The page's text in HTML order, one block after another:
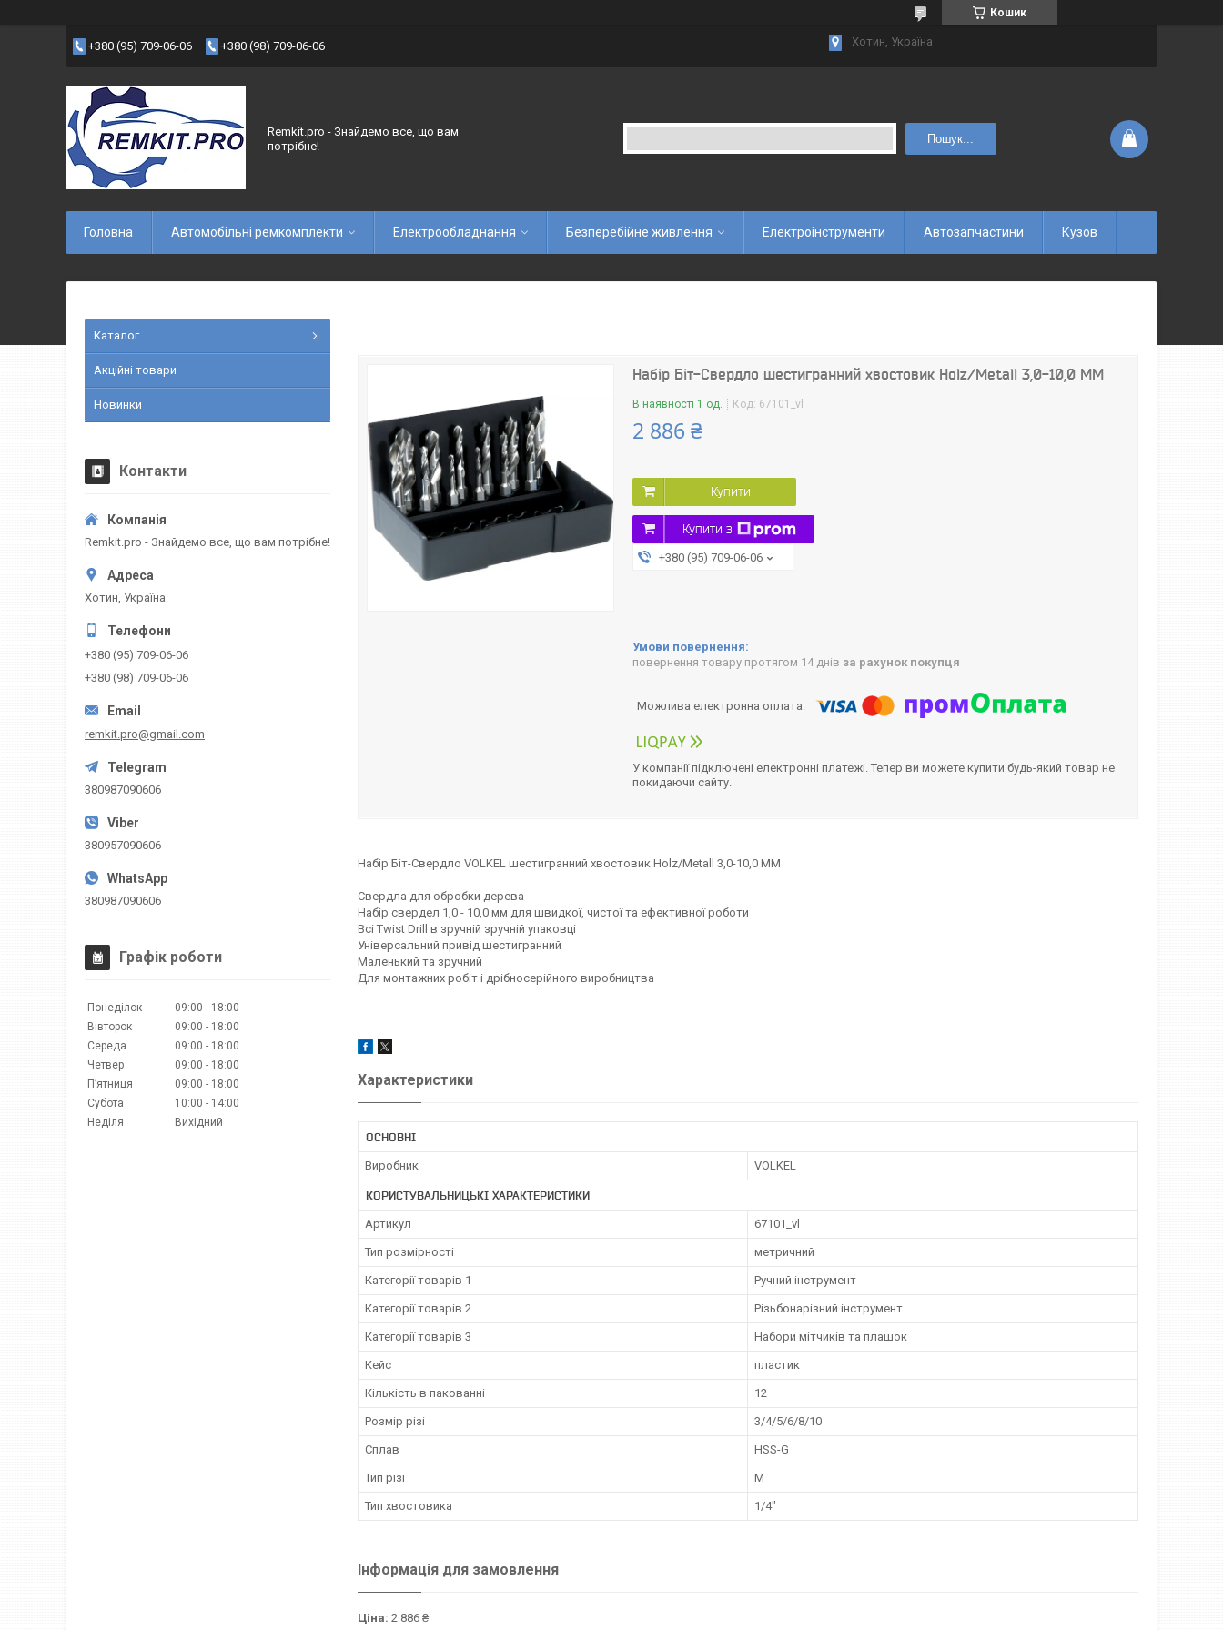
Кошик
+380 (95) 709-06-06 +380 (98) 709-06-06 Хотин, Україна
Remkit.pro - Знайдемо все, що вам
потрібне!
Пошук...
Головна Автомобільні ремкомплекти Електрообладнання Безперебійне живлення Електроінструменти Автозапчастини Кузов
Набір Біт-Свердло шестигранний хвостовик Holz/Мetall 3,0-10,0 ММ
В наявності 1 од. Код: 67101_vl
2 886 ₴
Купити
Купити з
+380 (95) 709-06-06
повернення товару протягом 14 днів за рахунок покупця
У компанії підключені електронні платежі. Тепер ви можете купити будь-який товар не
покидаючи сайту.
Набір Біт-Свердло VOLKEL шестигранний хвостовик Holz/Мetall 3,0-10,0 ММ
Свердла для обробки дерева
Набір свердел 1,0 - 10,0 мм для швидкої, чистої та ефективної роботи
Всі Twist Drill в зручній зручній упаковці
Універсальний привід шестигранний
Маленький та зручний
Для монтажних робіт і дрібносерійного виробництва
Характеристики
ОСНОВНІ
Виробник VÖLKEL
КОРИСТУВАЛЬНИЦЬКІ ХАРАКТЕРИСТИКИ
Артикул 67101_vl
Тип розмірності метричний
Категорії товарів 1 Ручний інструмент
Категорії товарів 2 Різьбонарізний інструмент
Категорії товарів 3 Набори мітчиків та плашок
Кейс пластик
Кількість в пакованні 12
Розмір різі 3/4/5/6/8/10
Сплав HSS-G
Тип різі M
Тип хвостовика 1/4"
Інформація для замовлення
Ціна: 2 886 ₴
Каталог
Акційні товари
Новинки
Контакти
Remkit.pro - Знайдемо все, що вам потрібне!
Хотин, Україна
+380 (95) 709-06-06
+380 (98) 709-06-06
remkit.pro@gmail.com
380987090606
380957090606
380987090606
Графік роботи
Понеділок 09:00
18:00
Вівторок
09:00
18:00
Середа
09:00
18:00
Четвер
09:00
18:00
Пʼятниця
09:00
18:00
Субота
10:00
14:00
Неділя
Вихідний